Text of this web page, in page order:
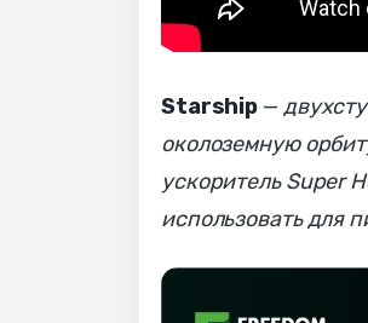
Starship —
околоземную
ускоритель Super
использовать для